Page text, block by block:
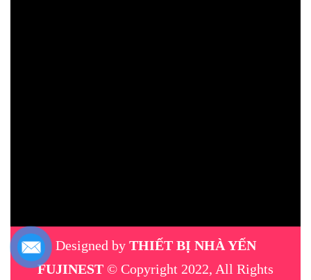
Designed by THIẾT BỊ NHÀ YẾN
FUJINEST © Copyright 2022, All Rights